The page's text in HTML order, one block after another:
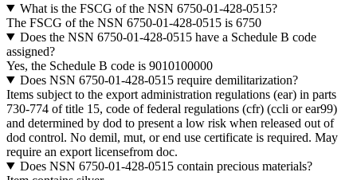
What is the FSCG of the NSN 6750-01-428-0515?
The FSCG of the NSN 6750-01-428-0515 is 6750
Does the NSN 6750-01-428-0515 have a Schedule B code
assigned?
Yes, the Schedule B code is 9010100000
Does NSN 6750-01-428-0515 require demilitarization?
Items subject to the export administration regulations (ear) in parts
730-774 of title 15, code of federal regulations (cfr) (ccli or ear99)
and determined by dod to present a low risk when released out of
dod control. No demil, mut, or end use certificate is required. May
require an export licensefrom doc.
Does NSN 6750-01-428-0515 contain precious materials?